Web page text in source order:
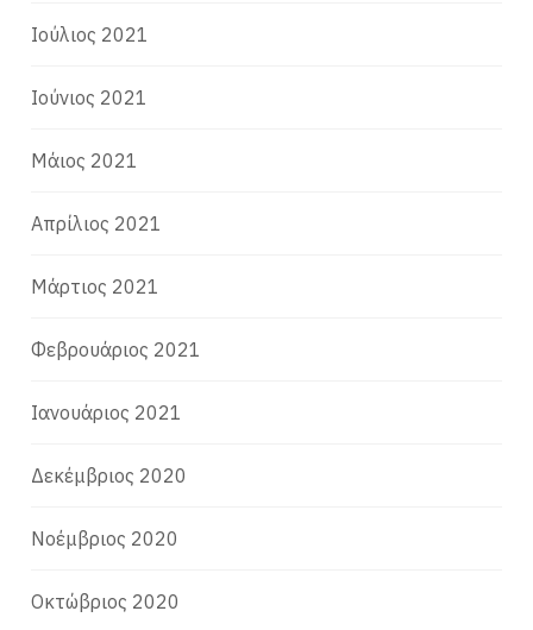
Ιούλιος 2021
Ιούνιος 2021
Μάιος 2021
Απρίλιος 2021
Μάρτιος 2021
Φεβρουάριος 2021
Ιανουάριος 2021
Δεκέμβριος 2020
Νοέμβριος 2020
Οκτώβριος 2020